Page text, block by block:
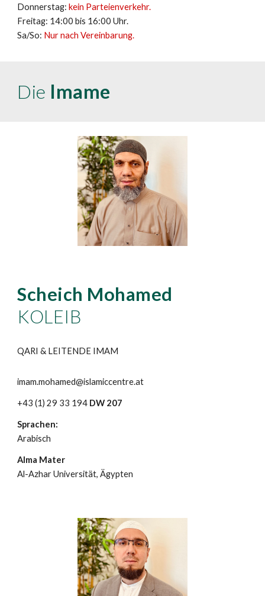
Donnerstag:kein Parteienverkehr.
Freitag: 14:00 bis 16:00 Uhr.
Sa/So: Nur nach Vereinbarung.
Die Imame
Scheich Mohamed
KOLEIB
QARI & LEITENDE IMAM
imam.mohamed@islamiccentre.at
+43 (1) 29 33 194 DW 207
Sprachen:
Arabisch
Alma Mater
Al-Azhar Universität, Ägypten